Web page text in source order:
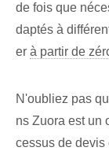
de fois que
daptés à
er à partir de
N'oubliez pas
ns Zuora est un
cessus de devis